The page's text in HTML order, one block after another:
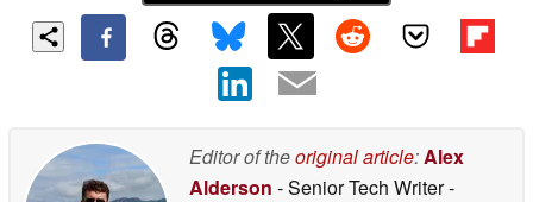
Editor of theoriginal article: Alex
Alderson - Senior Tech Writer-